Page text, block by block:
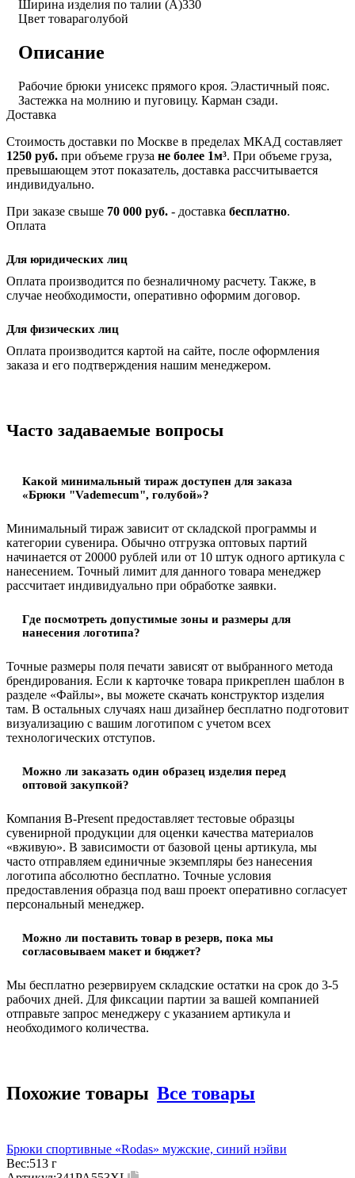
Ширина изделия по талии (A)330
Цвет товараголубой
Описание
Рабочие брюки унисекс прямого кроя. Эластичный пояс.
Застежка на молнию и пуговицу. Карман сзади.
Доставка
Стоимость доставки по Москве в пределах МКАД составляет
1250 руб. при объеме груза не более 1м³. При объеме груза,
превышающем этот показатель, доставка рассчитывается
индивидуально.
При заказе свыше 70 000 руб. - доставка бесплатно.
Оплата
Для юридических лиц
Оплата производится по безналичному расчету. Также, в
случае необходимости, оперативно оформим договор.
Для физических лиц
Оплата производится картой на сайте, после оформления
заказа и его подтверждения нашим менеджером.
Часто задаваемые вопросы
Какой минимальный тираж доступен для заказа
«Брюки "Vademecum", голубой»?
Минимальный тираж зависит от складской программы и
категории сувенира. Обычно отгрузка оптовых партий
начинается от 20000 рублей или от 10 штук одного артикула с
нанесением. Точный лимит для данного товара менеджер
рассчитает индивидуально при обработке заявки.
Где посмотреть допустимые зоны и размеры для
нанесения логотипа?
Точные размеры поля печати зависят от выбранного метода
брендирования. Если к карточке товара прикреплен шаблон в
разделе «Файлы», вы можете скачать конструктор изделия
там. В остальных случаях наш дизайнер бесплатно подготовит
визуализацию с вашим логотипом с учетом всех
технологических отступов.
Можно ли заказать один образец изделия перед
оптовой закупкой?
Компания B-Present предоставляет тестовые образцы
сувенирной продукции для оценки качества материалов
«вживую». В зависимости от базовой цены артикула, мы
часто отправляем единичные экземпляры без нанесения
логотипа абсолютно бесплатно. Точные условия
предоставления образца под ваш проект оперативно согласует
персональный менеджер.
Можно ли поставить товар в резерв, пока мы
согласовываем макет и бюджет?
Мы бесплатно резервируем складские остатки на срок до 3-5
рабочих дней. Для фиксации партии за вашей компанией
отправьте запрос менеджеру с указанием артикула и
необходимого количества.
Похожие товары Все товары
Брюки спортивные «Rodas» мужские, синий нэйви
Вес:513 г